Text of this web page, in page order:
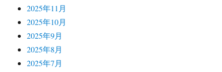
2025年11月
2025年10月
2025年9月
2025年8月
2025年7月